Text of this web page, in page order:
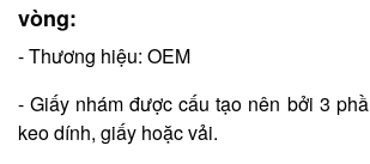
vòng:
- Thương hiệu: OEM
- Giấy nhám được cấu tạo nên bởi 3
keo dính, giấy hoặc vải.